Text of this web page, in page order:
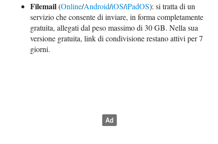
Filemail(Online/Android/iOS/iPadOS): si tratta di un
servizio che consente di inviare, in forma completamente
gratuita, allegati dal peso massimo di 30 GB. Nella sua
versione gratuita, link di condivisione restano attivi per 7
giorni.